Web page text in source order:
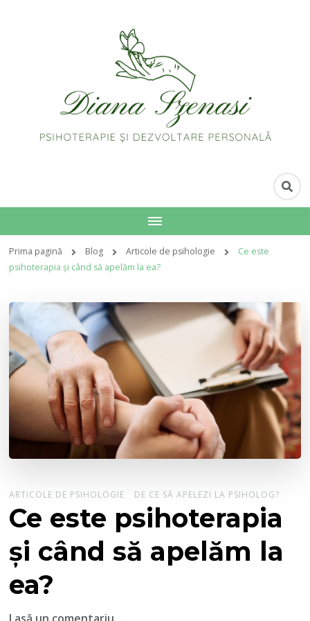
Prima pagină Blog Articole de psihologie
Ce este
psihoterapia și când să apelăm la ea?
ARTICOLE DE PSIHOLOGIE DE CE SĂ APELEZI LA PSIHOLOG?
Ce este psihoterapia
și când să apelăm la
ea?